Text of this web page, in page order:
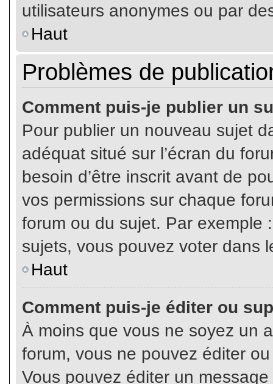
utilisateurs anonymes ou par
Haut
Problèmes de
Comment puis-je publier un
Pour publier un nouveau sujet
adéquat situé sur l’écran du
besoin d’être inscrit avant de
vos permissions sur chaque
forum ou du sujet. Par exemple
sujets, vous pouvez voter dans
Haut
Comment puis-je éditer ou
À moins que vous ne soyez un
forum, vous ne pouvez éditer
Vous pouvez éditer un